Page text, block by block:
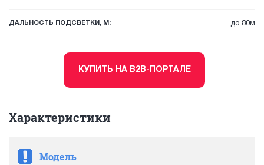
ДАЛЬНОСТЬ ПОДСВЕТКИ, М: до 80м
КУПИТЬ НА B2B-ПОРТАЛЕ
Характеристики
Модель